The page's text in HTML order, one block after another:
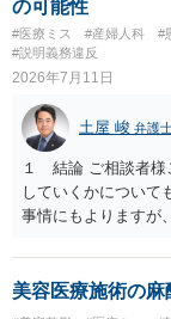
仮に左右でリスクが
ば、それに関する説
義務違反にあたり、
と、それを相手方が
行責任を追及できる
る事前の説明がなさ
これについても損害
前説明書や同意書の
緑挙上が含まれる合
す。 ④当初の手術費
償を求めることが
の可能性
#医療ミス #産婦人科 #
#説明義務違反
2026年7月11日
土屋 峻 弁護
１ 結論 ご相談者様
していくかについて
事情にもよりますが
への不信感や失望の
の採卵・培養・凍結
関与させないよう
美容医療施術の